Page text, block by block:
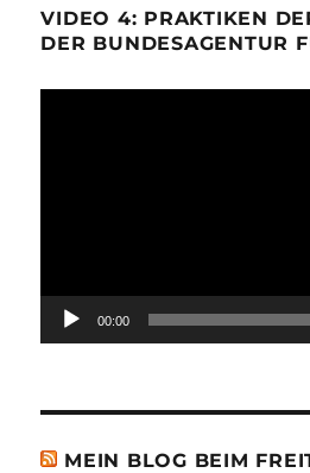
VIDEO 4: PRAKTIKEN
DER BUNDESAGENTUR
00:00
MEIN BLOG BEIM